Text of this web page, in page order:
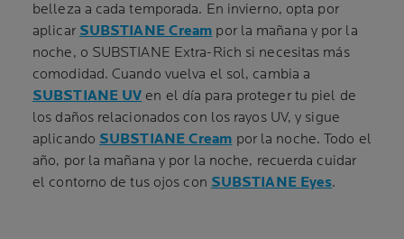
belleza a cada temporada. En invierno, opta por
aplicar SUBSTIANE Cream por la mañana y por la
noche, o SUBSTIANE Extra-Rich si necesitas más
comodidad. Cuando vuelva el sol, cambia a
SUBSTIANE UV en el día para proteger tu piel de
los daños relacionados con los rayos UV, y sigue
aplicando SUBSTIANE Cream por la noche. Todo el
año, por la mañana y por la noche, recuerda cuidar
el contorno de tus ojos con SUBSTIANE Eyes.